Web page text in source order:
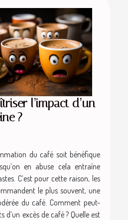
l’impact d’un
?
du café soit bénéfique
en abuse cela entraîne
C’est pour cette raison, les
le plus souvent, une
du café. Comment peut-
d’un excès de café ? Quelle est